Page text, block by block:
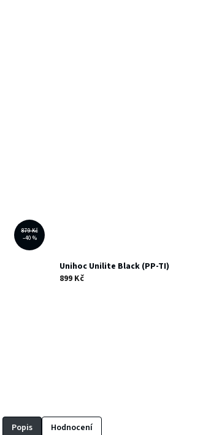
879 Kč
–40 %
Unihoc Unilite Black (PP-TI)
899 Kč
Popis Hodnocení